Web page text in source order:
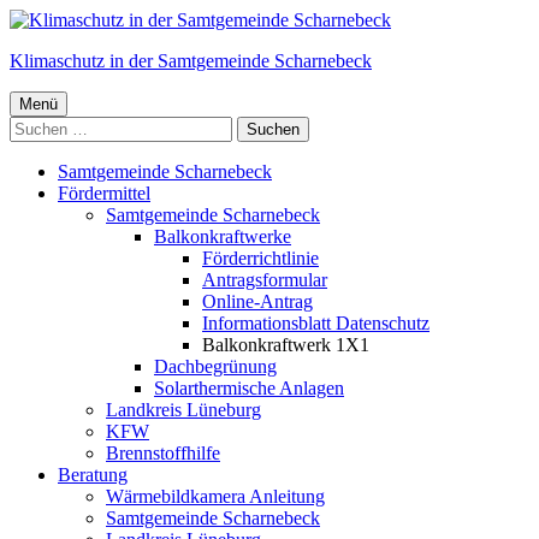
Springe
Inhalt
Klimaschutz in der Samtgemeinde Scharnebeck
Primäres
Menü
Menü
Suchen
nach:
Samtgemeinde Scharnebeck
Fördermittel
Samtgemeinde Scharnebeck
Balkonkraftwerke
Förderrichtlinie
Antragsformular
Online-Antrag
Informationsblatt Datenschutz
Balkonkraftwerk 1X1
Dachbegrünung
Solarthermische Anlagen
Landkreis Lüneburg
KFW
Brennstoffhilfe
Beratung
Wärmebildkamera Anleitung
Samtgemeinde Scharnebeck